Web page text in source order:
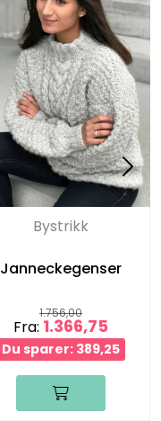
Bystrikk
Janneckegenser
1.756,00
Fra: 1.366,75
Du sparer: 389,25